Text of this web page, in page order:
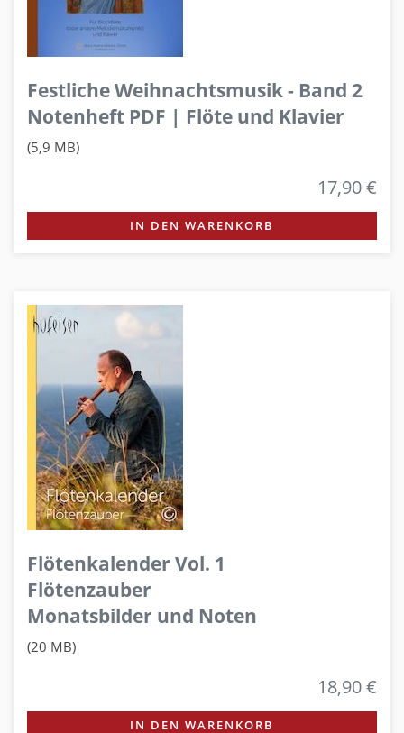
Festliche Weihnachtsmusik - Band 2
Notenheft PDF | Flöte und Klavier
(5,9 MB)
17,90 €
IN DEN WARENKORB
Flötenkalender Vol. 1
Flötenzauber
Monatsbilder und Noten
(20 MB)
18,90 €
IN DEN WARENKORB